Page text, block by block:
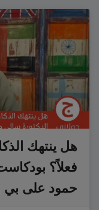
هل ينتهك
فعلاً؟
حمود على